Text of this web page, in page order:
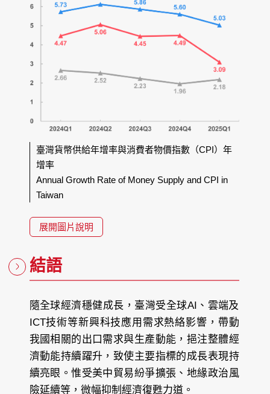
臺灣貨幣供給年增率與消費者物價指數（CPI）年
增率
Annual Growth Rate of Money Supply and CPI in
Taiwan
展開圖片說明
結語
隨全球經濟穩健成長，臺灣受全球AI、雲端及
ICT技術等新興科技應用需求熱絡影響，帶動
我國相關的出口需求與生產動能，挹注整體經
濟動能持續躍升，致使主要指標的成長表現持
續亮眼。惟受美中貿易紛爭擴張、地緣政治風
險延續等，微幅抑制經濟復甦力道。